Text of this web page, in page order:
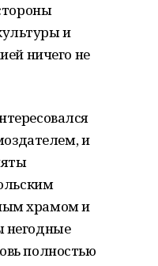
и
ничего не
и
храмом и
негодные
полностью